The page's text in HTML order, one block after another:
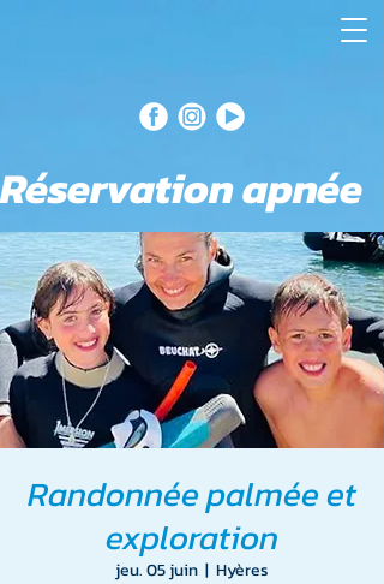
Réservation apnée
Randonnée palmée et
exploration
jeu. 05 juin
  |
Hyères